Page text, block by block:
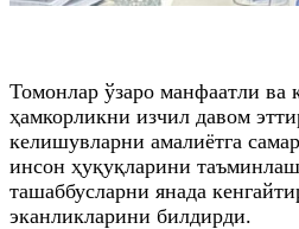
Томонлар ўзаро манфаатли ва
ҳамкорликни изчил давом
келишувларни амалиётга
инсон ҳуқуқларини
ташаббусларни янада
эканликларини билдирди.